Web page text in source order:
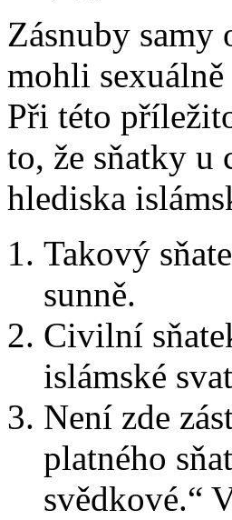
Zásnuby samy
mohli
Při této
to, že sňatky u
hlediska
Takový
sunně.
Civilní
islámské
Není zde
platného
svědkové.“